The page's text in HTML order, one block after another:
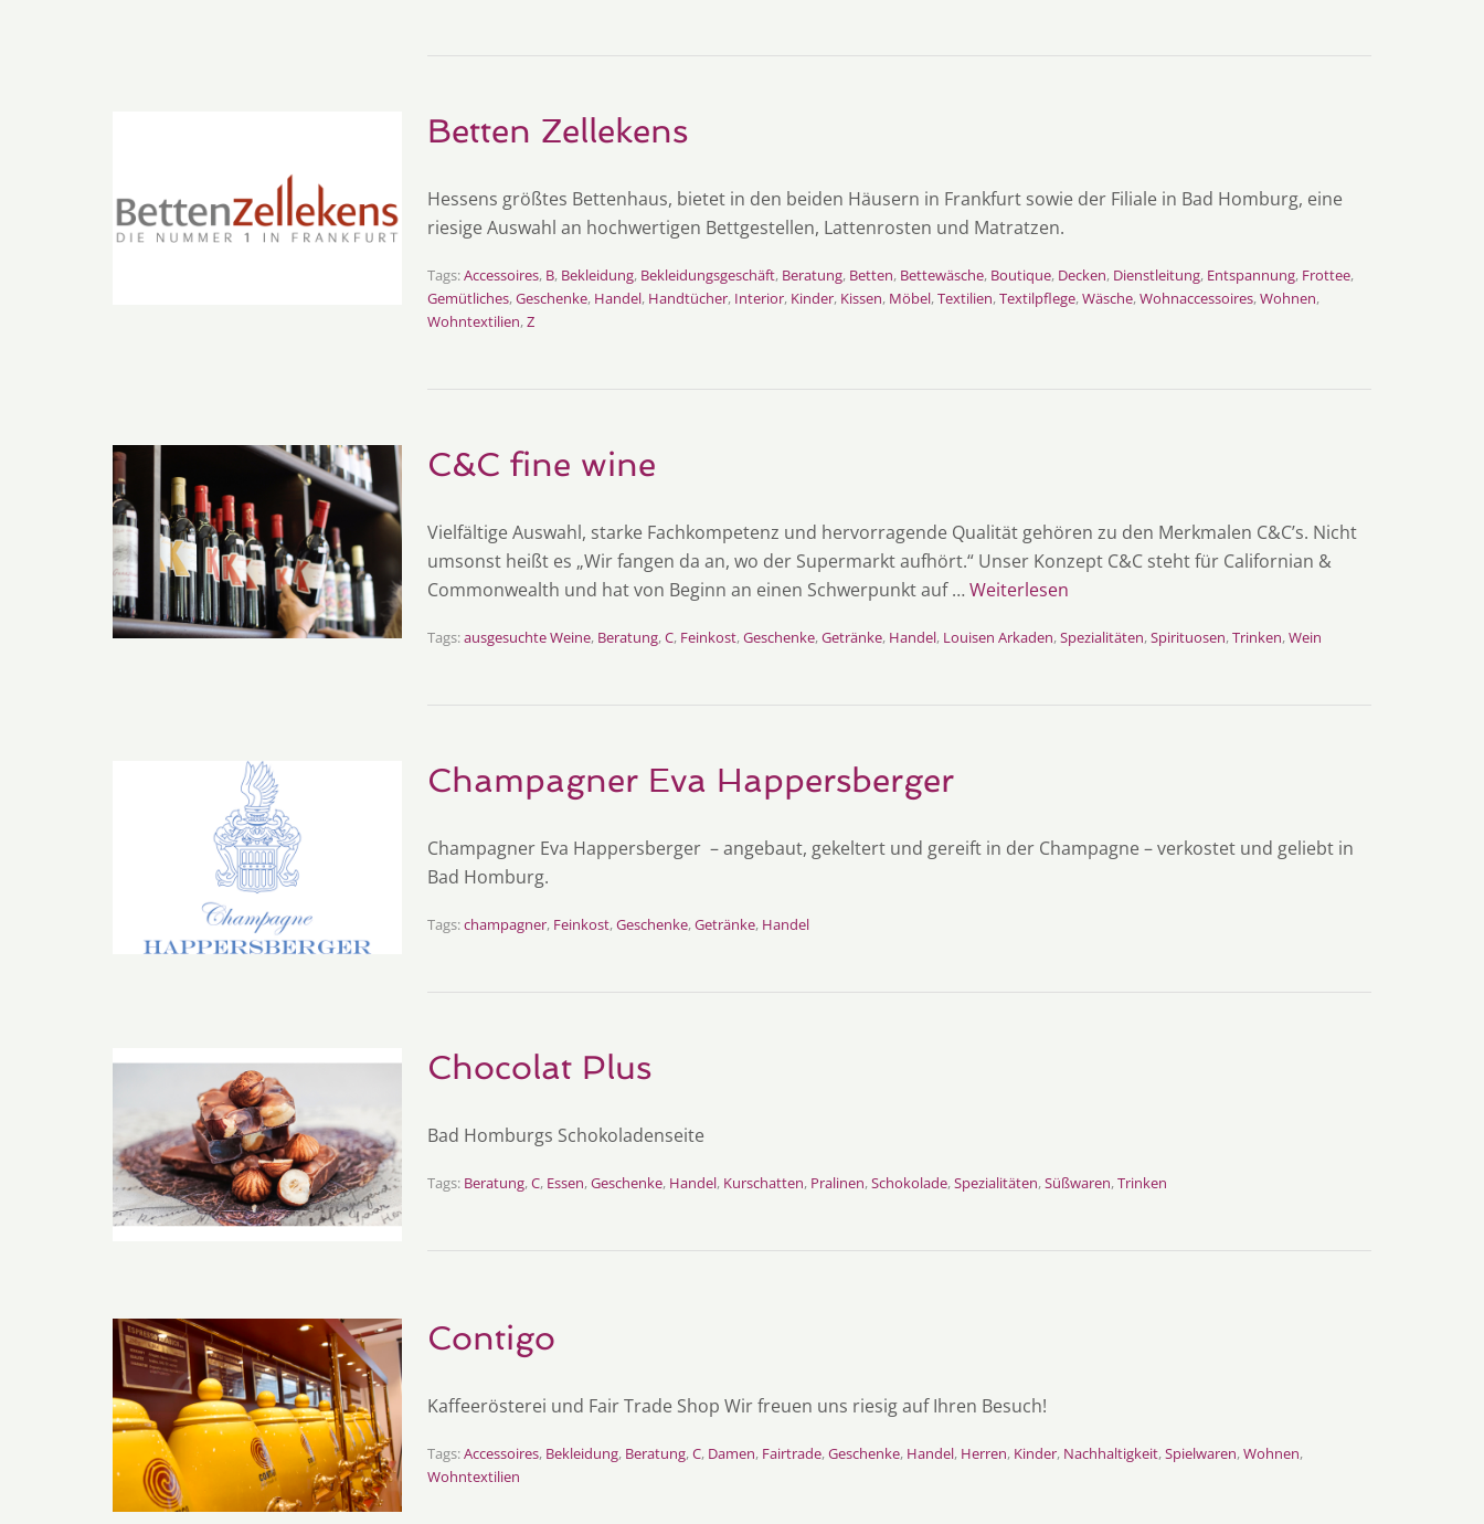
Betten Zellekens
Hessens größtes Bettenhaus, bietet in den beiden Häusern in Frankfurt sowie der Filiale in Bad Homburg, eine
riesige Auswahl an hochwertigen Bettgestellen, Lattenrosten und Matratzen.
Tags:Accessoires, B, Bekleidung, Bekleidungsgeschäft, Beratung, Betten, Bettewäsche, Boutique, Decken, Dienstleitung, Entspannung, Frottee,
Gemütliches,Geschenke, Handel, Handtücher, Interior, Kinder, Kissen, Möbel,Textilien,Textilpflege,Wäsche,Wohnaccessoires,Wohnen,
Wohntextilien,Z
C&C fine wine
Vielfältige Auswahl, starke Fachkompetenz und hervorragende Qualität gehören zu den Merkmalen C&C’s. Nicht
umsonst heißt es „Wir fangen da an, wo der Supermarkt aufhört.“ Unser Konzept C&C steht für Californian &
Commonwealth und hat von Beginn an einen Schwerpunkt auf …Weiterlesen
Tags:ausgesuchte Weine, Beratung,C, Feinkost,Geschenke,Getränke, Handel, Louisen Arkaden,Spezialitäten,Spirituosen,Trinken,Wein
Champagner Eva Happersberger
Champagner Eva Happersberger – angebaut, gekeltert und gereift in der Champagne – verkostet und geliebt in
Bad Homburg.
Tags:champagner, Feinkost,Geschenke,Getränke, Handel
Chocolat Plus
Bad Homburgs Schokoladenseite
Tags: Beratung,C, Essen,Geschenke, Handel, Kurschatten, Pralinen,Schokolade,Spezialitäten,Süßwaren,Trinken
Contigo
Kaffeerösterei und Fair Trade Shop Wir freuen uns riesig auf Ihren Besuch!
Tags:Accessoires, Bekleidung, Beratung,C, Damen, Fairtrade,Geschenke, Handel, Herren, Kinder, Nachhaltigkeit,Spielwaren,Wohnen,
Wohntextilien